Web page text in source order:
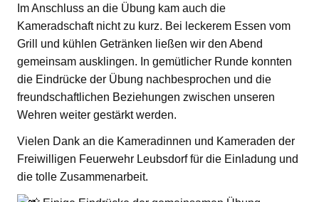
Im Anschluss an die Übung kam auch die
Kameradschaft nicht zu kurz. Bei leckerem Essen vom
Grill und kühlen Getränken ließen wir den Abend
gemeinsam ausklingen. In gemütlicher Runde konnten
die Eindrücke der Übung nachbesprochen und die
freundschaftlichen Beziehungen zwischen unseren
Wehren weiter gestärkt werden.
Vielen Dank an die Kameradinnen und Kameraden der
Freiwilligen Feuerwehr Leubsdorf für die Einladung und
die tolle Zusammenarbeit.